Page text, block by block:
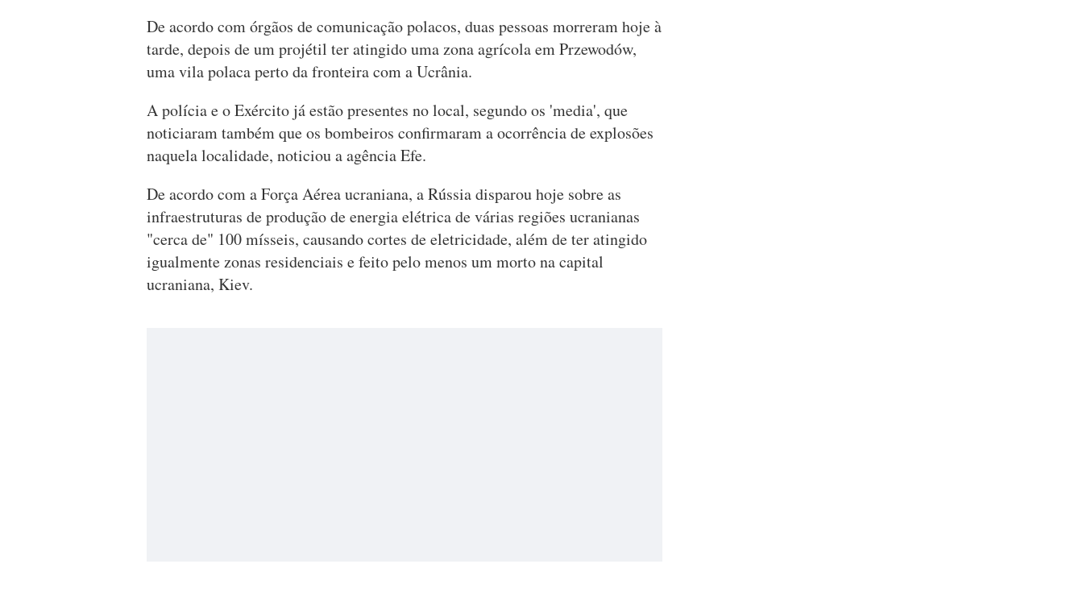
De acordo com órgãos de comunicação polacos, duas pessoas morreram hoje à
tarde, depois de um projétil ter atingido uma zona agrícola em Przewodów,
uma vila polaca perto da fronteira com a Ucrânia.
A polícia e o Exército já estão presentes no local, segundo os 'media', que
noticiaram também que os bombeiros confirmaram a ocorrência de explosões
naquela localidade, noticiou a agência Efe.
De acordo com a Força Aérea ucraniana, a Rússia disparou hoje sobre as
infraestruturas de produção de energia elétrica de várias regiões ucranianas
"cerca de" 100 mísseis, causando cortes de eletricidade, além de ter atingido
igualmente zonas residenciais e feito pelo menos um morto na capital
ucraniana, Kiev.